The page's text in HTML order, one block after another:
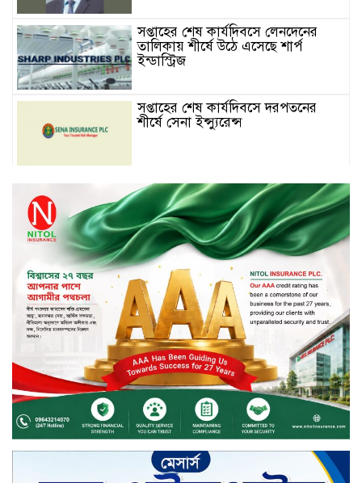
সপ্তাহের শেষ কার্যদিবসে লেনদেনের
তালিকায় শীর্ষে উঠে এসেছে শার্প
ইন্ডাস্ট্রিজ
সপ্তাহের শেষ কার্যদিবসে দরপতনের
শীর্ষে সেনা ইন্স্যুরেন্স
সপ্তাহের শেষ কার্যদিবসে দরবৃদ্ধির শীর্ষে
নিটল ইন্স্যুরেন্স
সিলেটের ওসমানীনগরে দুই বাসের
মুখোমুখি সংঘর্ষে ৮ জন নিহত
২০২৯ সালের মধ্যে বাংলাদেশের
সবচেয়ে বিশ্বস্ত, টেকসই ও ক্যাশলেস
ব্যাংক হওয়ার লক্ষ্য নিয়ে ‘ভিশন ২০২৯’
উন্মোচন করল কমিউনিটি ব্যাংক
বাংলাদেশ পিএলসি
শিক্ষার্থীদের জন্য দারাজে এক্সক্লুসিভ
ডিসকাউন্ট নিয়ে আসছে রিয়েলমি
সি১০০এক্স